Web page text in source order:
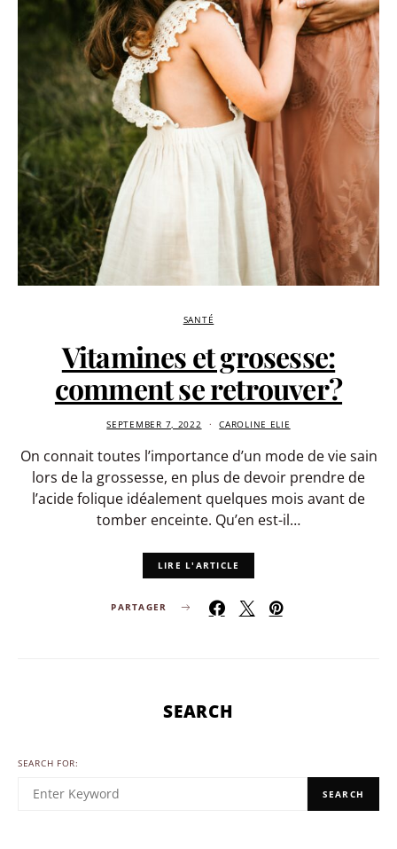
SANTÉ
Vitamines et grosesse:
comment se retrouver?
SEPTEMBER 7, 2022 CAROLINE ELIE
On connait toutes l’importance d’un mode de vie sain
lors de la grossesse, en plus de devoir prendre de
l’acide folique idéalement quelques mois avant de
tomber enceinte. Qu’en est-il…
LIRE L'ARTICLE
PARTAGER
SEARCH
SEARCH FOR:
SEARCH